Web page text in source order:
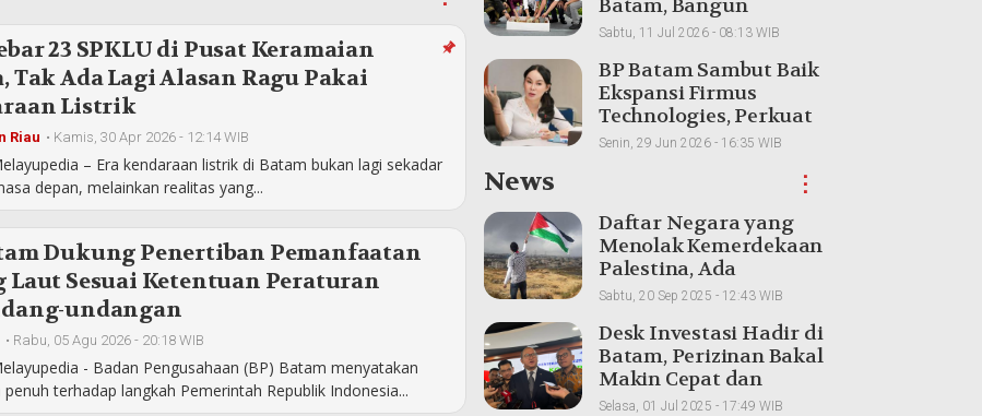
23 SPKLU di Pusat Keramaian
Tak Ada Lagi Alasan Ragu Pakai
Listrik
Riau • Kamis, 30 Apr 2026 - 12:14 WIB
– Era kendaraan listrik di Batam bukan lagi sekadar
depan, melainkan realitas yang...
Dukung Penertiban Pemanfaatan
Laut Sesuai Ketentuan Peraturan
undangan
• Rabu, 05 Agu 2026 - 20:18 WIB
- Badan Pengusahaan (BP) Batam menyatakan
penuh terhadap langkah Pemerintah Republik Indonesia...
Batam, Bangun
Bundaran Raja Ali
Sabtu, 11 Jul 2026 - 08:13 WIB
BP Batam Sambut Baik
Ekspansi Firmus
Technologies, Perkuat
Posisi Batam sebagai
Senin, 29 Jun 2026 - 16:35 WIB
News ⋮
Daftar Negara yang
Menolak Kemerdekaan
Palestina, Ada
Tetangga Indonesia
Sabtu, 20 Sep 2025 - 12:43 WIB
Desk Investasi Hadir di
Batam, Perizinan Bakal
Makin Cepat dan
Transparan
Selasa, 01 Jul 2025 - 17:49 WIB